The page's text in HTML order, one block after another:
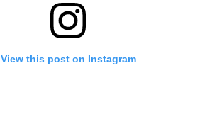
View this post on Instagram